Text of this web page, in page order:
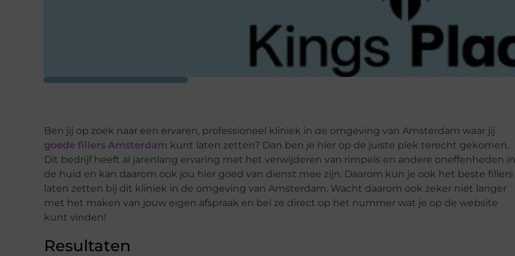
Ben jij op zoek naar een ervaren, professioneel kliniek in de omgeving van Amsterdam waar jij
goede fillers Amsterdam kunt laten zetten? Dan ben je hier op de juiste plek terecht gekomen.
Dit bedrijf heeft al jarenlang ervaring met het verwijderen van rimpels en andere oneffenheden in
de huid en kan daarom ook jou hier goed van dienst mee zijn. Daarom kun je ook het beste fillers
laten zetten bij dit kliniek in de omgeving van Amsterdam. Wacht daarom ook zeker niet langer
met het maken van jouw eigen afspraak en bel ze direct op het nummer wat je op de website
kunt vinden!
Resultaten